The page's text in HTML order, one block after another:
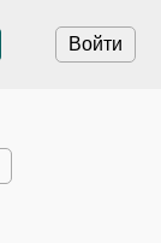
Войти